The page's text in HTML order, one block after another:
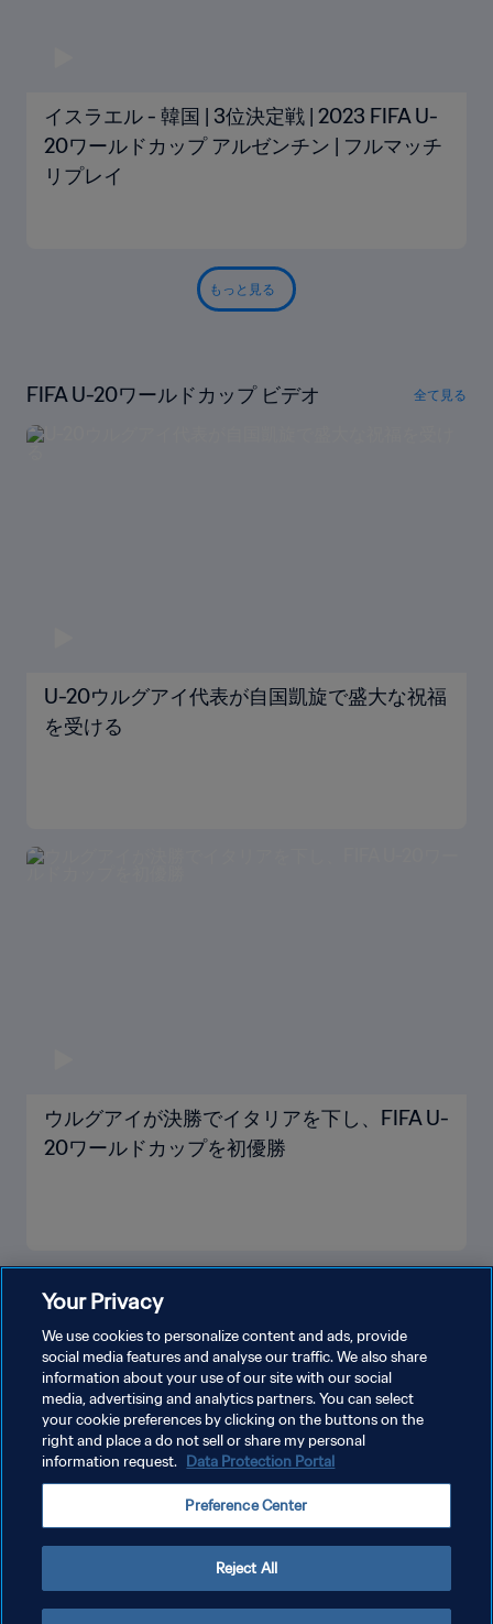
イスラエル - 韓国 | 3位決定戦 | 2023 FIFA U-
20ワールドカップ アルゼンチン | フルマッチ
リプレイ
もっと見る
FIFA U-20ワールドカップ ビデオ 全て見る
U-20ウルグアイ代表が自国凱旋で盛大な祝福
を受ける
ウルグアイが決勝でイタリアを下し、FIFA U-
20ワールドカップを初優勝
プライバシーポリシー
クッキー設定の管理
Copyright © 1994 - 2026 FIFA. All rights reserved.
Your Privacy
We use cookies to personalize content and ads, provide
social media features and analyse our traffic. We also share
information about your use of our site with our social
media, advertising and analytics partners. You can select
your cookie preferences by clicking on the buttons on the
right and place a do not sell or share my personal
information request. Data Protection Portal
Preference Center
Reject All